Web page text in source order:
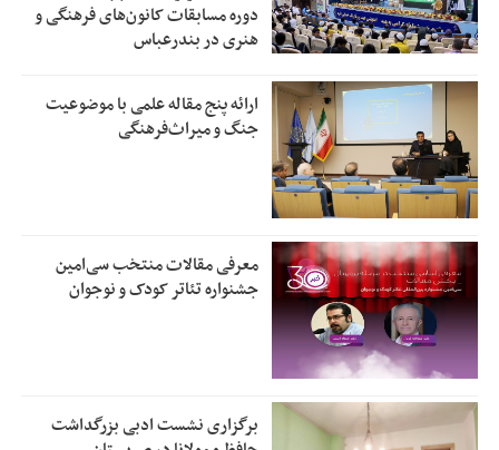
دوره مسابقات کانون‌های فرهنگی و
هنری در بندرعباس
ارائه پنج مقاله علمی با موضوعیت
جنگ و میراث‌فرهنگی
معرفی مقالات منتخب سی‌امین
جشنواره تئاتر کودک و نوجوان
برگزاری نشست ادبی بزرگداشت